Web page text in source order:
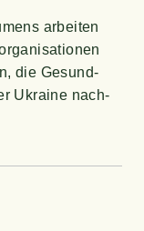
arbei­ten
die Gesund­
Ukrai­ne nach­